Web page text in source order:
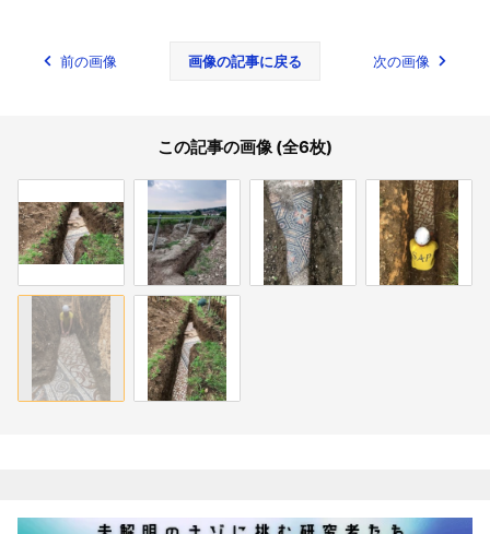
前の画像 画像の記事に戻る 次の画像
この記事の画像 (全6枚)